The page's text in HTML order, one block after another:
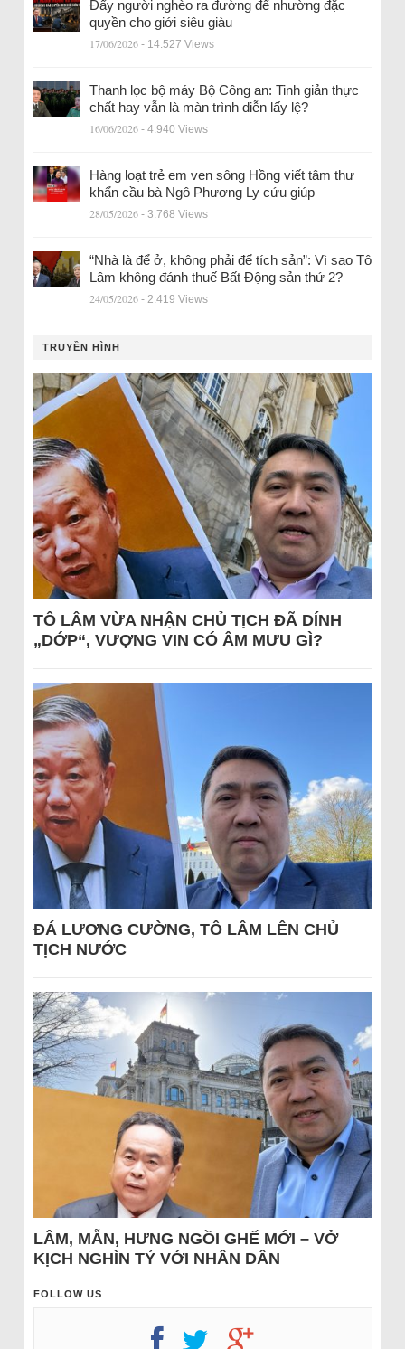
Đẩy người nghèo ra đường để nhường đặc
quyền cho giới siêu giàu
17/06/2026 - 14.527 Views
Thanh lọc bộ máy Bộ Công an: Tinh giản thực
chất hay vẫn là màn trình diễn lấy lệ?
16/06/2026 - 4.940 Views
Hàng loạt trẻ em ven sông Hồng viết tâm thư
khẩn cầu bà Ngô Phương Ly cứu giúp
28/05/2026 - 3.768 Views
“Nhà là để ở, không phải để tích sản”: Vì sao Tô
Lâm không đánh thuế Bất Động sản thứ 2?
24/05/2026 - 2.419 Views
TRUYỀN HÌNH
TÔ LÂM VỪA NHẬN CHỦ TỊCH ĐÃ DÍNH
„DỚP“, VƯỢNG VIN CÓ ÂM MƯU GÌ?
ĐÁ LƯƠNG CƯỜNG, TÔ LÂM LÊN CHỦ
TỊCH NƯỚC
LÂM, MẪN, HƯNG NGỒI GHẾ MỚI – VỞ
KỊCH NGHÌN TỶ VỚI NHÂN DÂN
FOLLOW US